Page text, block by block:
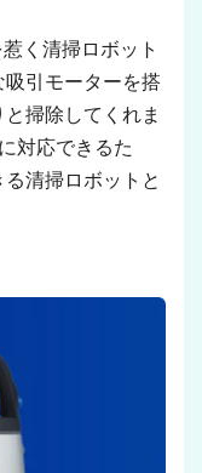
く清掃ロボット
引モーターを搭
掃除してくれま
対応できるた
清掃ロボットと